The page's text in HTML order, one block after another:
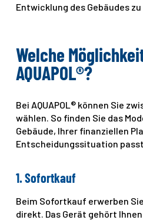
Entwicklung des Gebäudes
Welche
AQUAPOL®?
Bei AQUAPOL® können Sie
wählen. So finden Sie das
Gebäude, Ihrer finanziellen
Entscheidungssituation passt.
1. Sofortkauf
Beim Sofortkauf erwerben Sie
direkt. Das Gerät gehört